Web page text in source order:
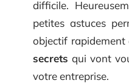
difficile.
petites astuces
objectif rapidement
secrets qui vont
votre entreprise.